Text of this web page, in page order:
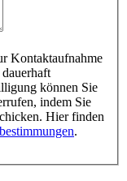
können Sie
indem Sie
Hier finden
.